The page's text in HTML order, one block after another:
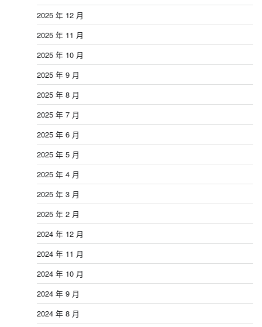
2025 年 12 月
2025 年 11 月
2025 年 10 月
2025 年 9 月
2025 年 8 月
2025 年 7 月
2025 年 6 月
2025 年 5 月
2025 年 4 月
2025 年 3 月
2025 年 2 月
2024 年 12 月
2024 年 11 月
2024 年 10 月
2024 年 9 月
2024 年 8 月